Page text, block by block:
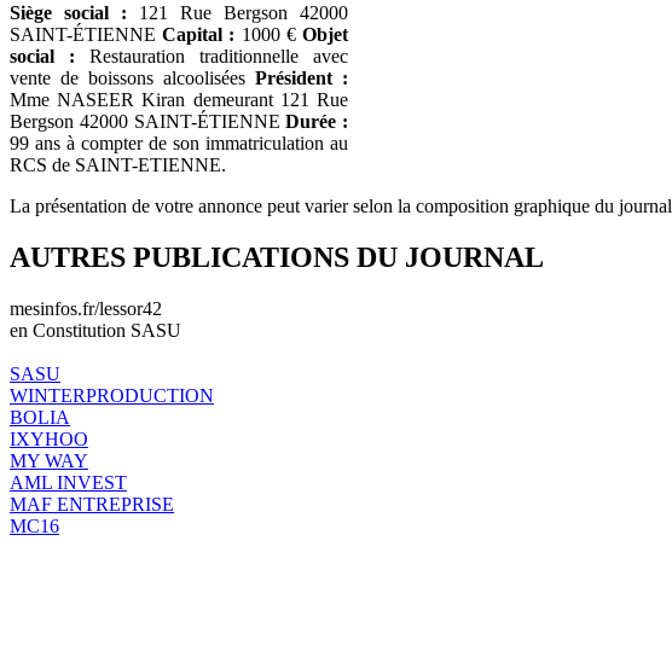
Siège social : 121 Rue Bergson 42000
SAINT-ÉTIENNECapital : 1000 €Objet
social : Restauration traditionnelle avec
vente de boissons alcoolisées Président :
Mme NASEER Kiran demeurant 121 Rue
Bergson 42000 SAINT-ÉTIENNEDurée :
99 ans à compter de son immatriculation au
RCS de SAINT-ETIENNE.
La présentation de votre annonce peut varier selon la composition graphique du journal
AUTRES PUBLICATIONS DU JOURNAL
mesinfos.fr/lessor42
en Constitution SASU
SASU
WINTERPRODUCTION
BOLIA
IXYHOO
MY WAY
AML INVEST
MAF ENTREPRISE
MC16